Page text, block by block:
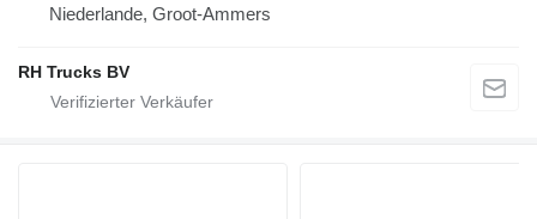
Niederlande, Groot-Ammers
RH Trucks BV